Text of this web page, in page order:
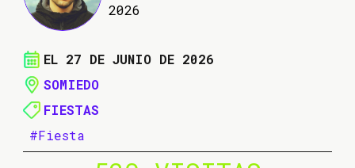
2026
EL 27 DE JUNIO DE 2026
SOMIEDO
FIESTAS
#Fiesta